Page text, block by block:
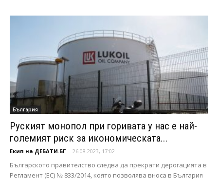
България
Руският монопол при горивата у нас е най-
големият риск за икономическата...
Екип на ДЕБАТИ.БГ - 26.08.2023, 17:02
Българското правителство следва да прекрати дерогацията в
Регламент (ЕС) № 833/2014, която позволява вноса в България